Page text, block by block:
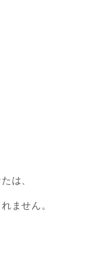
は、
ません。